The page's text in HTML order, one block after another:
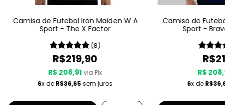
Camisa de Futebol Iron Maiden W A
Sport - The X Factor
(8)
R$219,90
R$ 208,91 via Pix
6x deR$36,65 sem juros
Camisa de
Sport -
R$
6x de